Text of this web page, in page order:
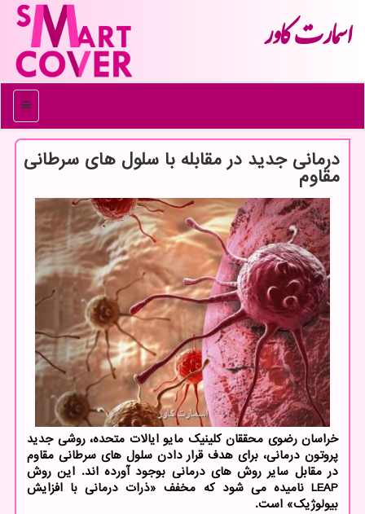
اسمارت كاور
منو
درمانی جدید در مقابله با سلول های سرطانی
مقاوم
خراسان رضوی محققان کلینیک مایو ایالات متحده، روشی جدید
پروتون درمانی، برای هدف قرار دادن سلول های سرطانی مقاوم
در مقابل سایر روش های درمانی بوجود آورده اند. این روش
LEAP نامیده می شود که مخفف «ذرات درمانی با افزایش
بیولوژیک» است.